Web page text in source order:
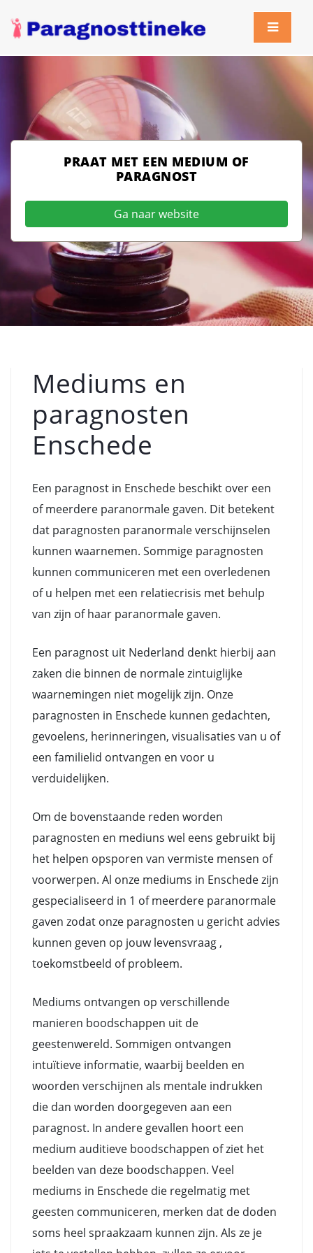
PRAAT MET EEN MEDIUM OF
PARAGNOST
Ga naar website
Mediums en
paragnosten
Enschede
Een paragnost in Enschede beschikt over een
of meerdere paranormale gaven. Dit betekent
dat paragnosten paranormale verschijnselen
kunnen waarnemen. Sommige paragnosten
kunnen communiceren met een overledenen
of u helpen met een relatiecrisis met behulp
van zijn of haar paranormale gaven.
Een paragnost uit Nederland denkt hierbij aan
zaken die binnen de normale zintuiglijke
waarnemingen niet mogelijk zijn. Onze
paragnosten in Enschede kunnen gedachten,
gevoelens, herinneringen, visualisaties van u of
een familielid ontvangen en voor u
verduidelijken.
Om de bovenstaande reden worden
paragnosten en mediuns wel eens gebruikt bij
het helpen opsporen van vermiste mensen of
voorwerpen. Al onze mediums in Enschede zijn
gespecialiseerd in 1 of meerdere paranormale
gaven zodat onze paragnosten u gericht advies
kunnen geven op jouw levensvraag ,
toekomstbeeld of probleem.
Mediums ontvangen op verschillende
manieren boodschappen uit de
geestenwereld. Sommigen ontvangen
intuïtieve informatie, waarbij beelden en
woorden verschijnen als mentale indrukken
die dan worden doorgegeven aan een
paragnost. In andere gevallen hoort een
medium auditieve boodschappen of ziet het
beelden van deze boodschappen. Veel
mediums in Enschede die regelmatig met
geesten communiceren, merken dat de doden
soms heel spraakzaam kunnen zijn. Als ze je